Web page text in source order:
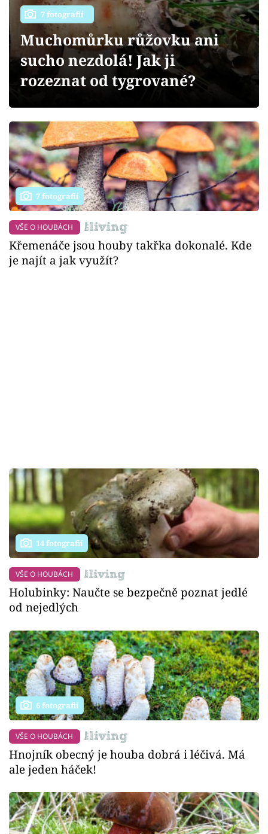
Přihlášení
Sledujte nás
7 fotografií
Muchomůrku růžovku ani
sucho nezdolá! Jak ji
rozeznat od tygrované?
7 fotografií
VŠE O HOUBÁCH
Křemenáče jsou houby takřka dokonalé. Kde
je najít a jak využít?
14 fotografií
VŠE O HOUBÁCH
Holubinky: Naučte se bezpečně poznat jedlé
od nejedlých
6 fotografií
VŠE O HOUBÁCH
Hnojník obecný je houba dobrá i léčivá. Má
ale jeden háček!